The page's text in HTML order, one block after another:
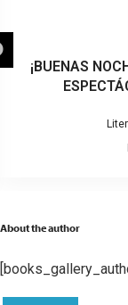
¡BUENAS
About the author